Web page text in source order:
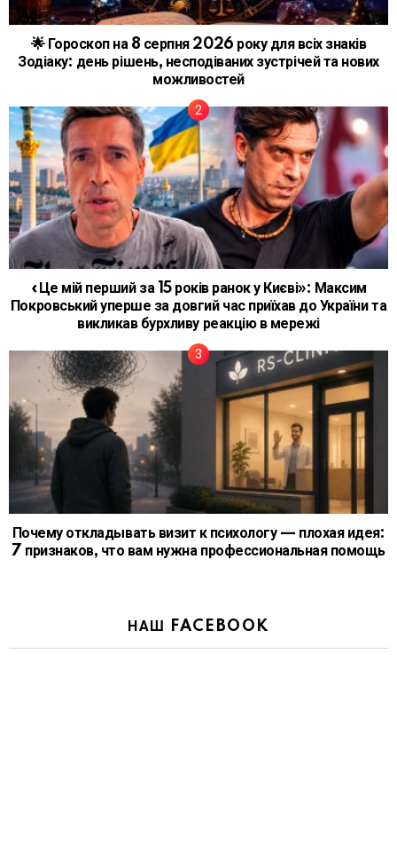
🌟 Гороскоп на 8 серпня 2026 року для всіх знаків
Зодіаку: день рішень, несподіваних зустрічей та нових
можливостей
«Це мій перший за 15 років ранок у Києві»: Максим
Покровський уперше за довгий час приїхав до України та
викликав бурхливу реакцію в мережі
Почему откладывать визит к психологу — плохая идея:
7 признаков, что вам нужна профессиональная помощь
НАШ FACEBOOK